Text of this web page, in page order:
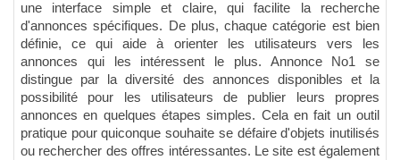
une interface simple et claire, qui facilite la recherche
d'annonces spécifiques. De plus, chaque catégorie est bien
définie, ce qui aide à orienter les utilisateurs vers les
annonces qui les intéressent le plus. Annonce No1 se
distingue par la diversité des annonces disponibles et la
possibilité pour les utilisateurs de publier leurs propres
annonces en quelques étapes simples. Cela en fait un outil
pratique pour quiconque souhaite se défaire d'objets inutilisés
ou rechercher des offres intéressantes. Le site est également